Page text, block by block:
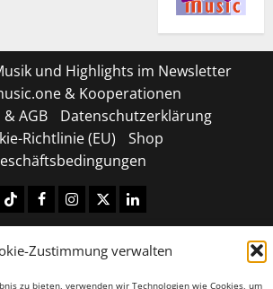
Zustimmung verwalten
zu bieten, verwenden wir Technologien wie Cookies, um
und Highlights im Newsletter
& Kooperationen
AGB
Datenschutzerklärung
Richtlinie (EU)
Shop
TiktokFacebook
Instagram
X LinkedIN
All rights reserved.|MoreNews
by